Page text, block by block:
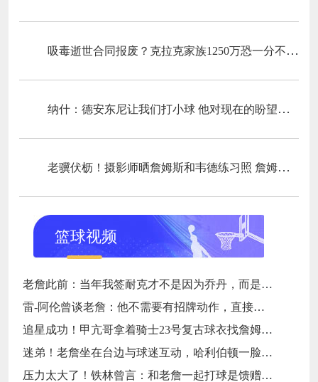
吸毒逝世合同报废？克拉克家族1250万恐一分不得？灰熊老板解套？
纳什：德安东尼让我们打小球 他对现在的盼望有很大的影响
老骥伏枥！摄影师晒詹姆斯和韦德练习照 詹姆斯场边笑容满面
篮球视频
老詹此前：当年我签耐克才不是因为乔丹，而是7年9000万天价合同
雷-阿伦曾谈老詹：他不需要有招牌动作，直接碾压对手就行
追星成功！甲亢哥拿着骑士23号复古球衣找詹姆斯要签名
迷弟！老詹坐在台边与球迷互动，哈利伯顿一脸崇拜地看着
压力太大了！铁林曾言：和老詹一起打球是馈赠，也是困扰